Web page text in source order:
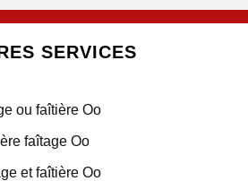
SERVICES
ou faîtière Oo
faîtage Oo
et faîtière Oo